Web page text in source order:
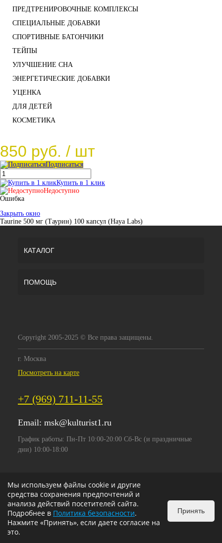
ПРЕДТРЕНИРОВОЧНЫЕ КОМПЛЕКСЫ
СПЕЦИАЛЬНЫЕ ДОБАВКИ
СПОРТИВНЫЕ БАТОНЧИКИ
ТЕЙПЫ
УЛУЧШЕНИЕ СНА
ЭНЕРГЕТИЧЕСКИЕ ДОБАВКИ
УЦЕНКА
ДЛЯ ДЕТЕЙ
КОСМЕТИКА
850 руб. / шт
Подписаться
Купить в 1 клик
Недоступно
Ошибка
Закрыть окно
Taurine 500 мг (Таурин) 100 капсул (Haya Labs)
КАТАЛОГ
ПОМОЩЬ
Copyright 2005-2025 © Все права защищены.
г. Москва
Посмотреть на карте
+7 (969) 711-11-55
Email: msk@kulturist1.ru
График работы: Пн-Пт 10:00-20:00 Сб-Вс (и праздничные
дни) 10:00-18:00
Мы используем файлы cookie и другие
средства сохранения предпочтений и
анализа действий посетителей сайта.
Подробнее в Политика безопасности.
Нажмите «Принять», если даете согласие на
это.
Принять